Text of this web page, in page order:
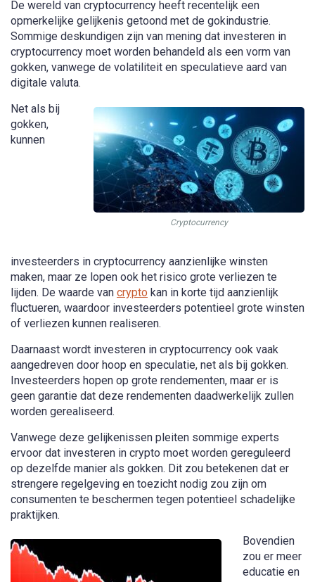
De wereld van cryptocurrency heeft recentelijk een
opmerkelijke gelijkenis getoond met de gokindustrie.
Sommige deskundigen zijn van mening dat investeren in
cryptocurrency moet worden behandeld als een vorm van
gokken, vanwege de volatiliteit en speculatieve aard van
digitale valuta.
Cryptocurrency
Net als bij
gokken,
kunnen
investeerders in cryptocurrency aanzienlijke winsten
maken, maar ze lopen ook het risico grote verliezen te
lijden. De waarde van crypto kan in korte tijd aanzienlijk
fluctueren, waardoor investeerders potentieel grote winsten
of verliezen kunnen realiseren.
Daarnaast wordt investeren in cryptocurrency ook vaak
aangedreven door hoop en speculatie, net als bij gokken.
Investeerders hopen op grote rendementen, maar er is
geen garantie dat deze rendementen daadwerkelijk zullen
worden gerealiseerd.
Vanwege deze gelijkenissen pleiten sommige experts
ervoor dat investeren in crypto moet worden gereguleerd
op dezelfde manier als gokken. Dit zou betekenen dat er
strengere regelgeving en toezicht nodig zou zijn om
consumenten te beschermen tegen potentieel schadelijke
praktijken.
Bovendien
zou er meer
educatie en